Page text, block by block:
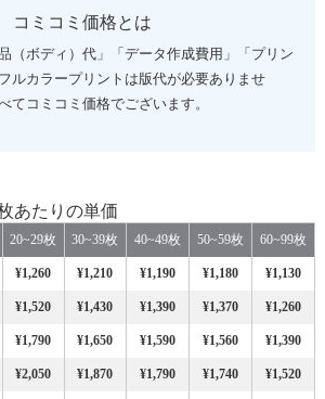
コミコミ価格とは
（ボディ）代」「データ作成費用」「プリン
ルカラープリントは版代が必要ありませ
てコミコミ価格でございます。
あたりの単価
20~29枚 30~39枚 40~49枚 50~59枚 60~99枚
¥1,260 ¥1,210 ¥1,190 ¥1,180 ¥1,130
¥1,520 ¥1,430 ¥1,390 ¥1,370 ¥1,260
¥1,790 ¥1,650 ¥1,590 ¥1,560 ¥1,390
¥2,050 ¥1,870 ¥1,790 ¥1,740 ¥1,520